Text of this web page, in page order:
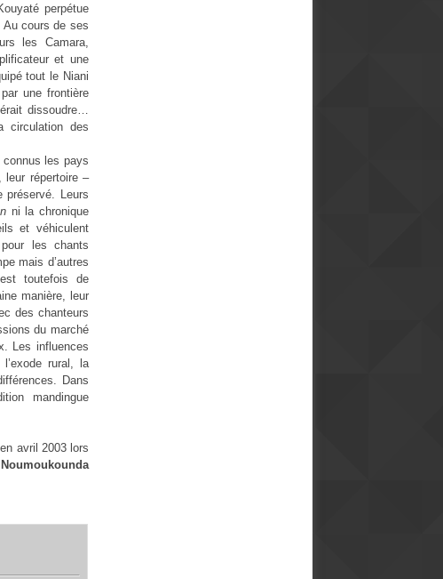
perpétue
Au cours de ses
les Camara,
et une
tout le Niani
une frontière
dissoudre…
circulation des
les pays
leur répertoire –
préservé. Leurs
ni la chronique
et véhiculent
les chants
mais d’autres
toutefois de
manière, leur
des chanteurs
du marché
Les influences
rural, la
Dans
mandingue
avril 2003 lors
Noumoukounda